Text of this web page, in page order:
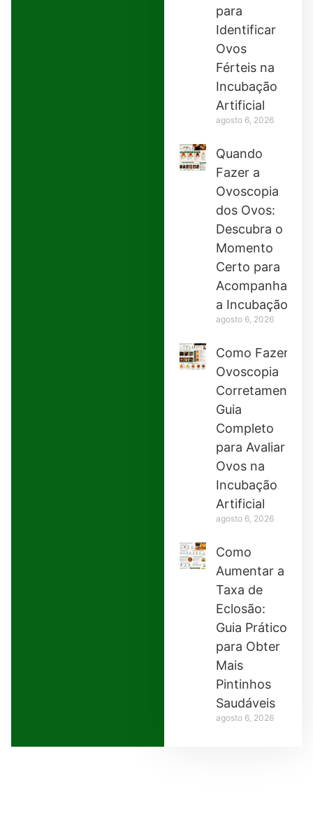
para
Identificar
Ovos
Férteis na
Incubação
Artificial
agosto 6, 2026
Quando
Fazer a
Ovoscopia
dos Ovos:
Descubra o
Momento
Certo para
Acompanhar
a Incubação
agosto 6, 2026
Como Fazer
Ovoscopia
Corretamente:
Guia
Completo
para Avaliar
Ovos na
Incubação
Artificial
agosto 6, 2026
Como
Aumentar a
Taxa de
Eclosão:
Guia Prático
para Obter
Mais
Pintinhos
Saudáveis
agosto 6, 2026